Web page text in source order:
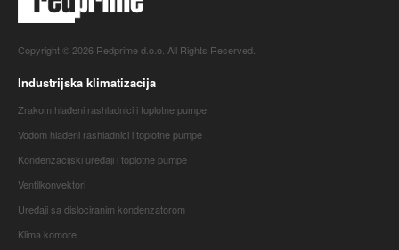
Copyright © 2026 Redprime d.o.o. All Rights Reserved.
Industrijska klimatizacija
Zrakom hlađeni rashladnici i toplotne pumpe
Vodom hlađeni rashladnici i toplotne pumpe
Kondenzacijski uređaji i toplotne pumpe
Ventilkonvektori
Uređaji sa dislociranim kondenzatorom
Klima komore